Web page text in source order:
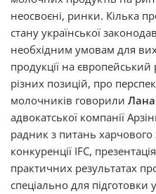
неосвоєні, ринки. Кілька
стану української
необхідним умовам для
продукції на
різних позицій, про
молочників говорили Лана
адвокатської компанії
радник з питань харчового
конкуренції IFC,
практичних результатах
спеціально для